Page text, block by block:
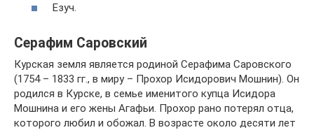
Езуч.
Серафим Саровский
Курская земля является родиной Серафима Саровского
(1754 – 1833 гг., в миру – Прохор Исидорович Мошнин). Он
родился в Курске, в семье именитого купца Исидора
Мошнина и его жены Агафьи. Прохор рано потерял отца,
которого любил и обожал. В возрасте около десяти лет